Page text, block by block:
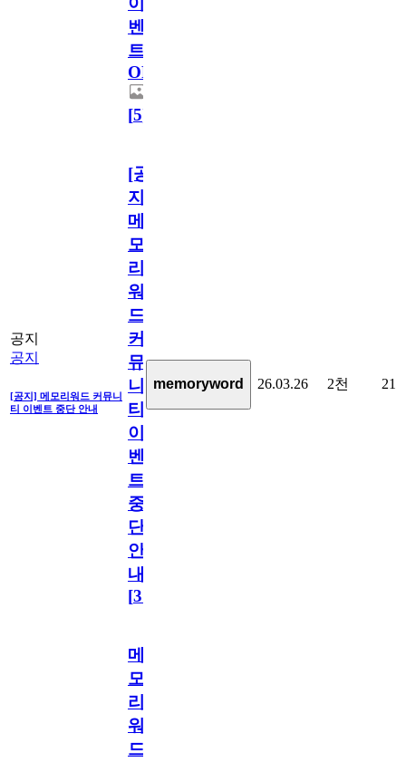
벤
트
OPEN!
[5]
공지
공지
[공지] 메모리워드 커뮤니
티 이벤트 중단 안내
[공
지]
메
모
리
워
드
커
뮤
니
티
이
벤
트
중
단
안
내
[31
memoryword 26.03.26 2천 21
메
모
리
워
드